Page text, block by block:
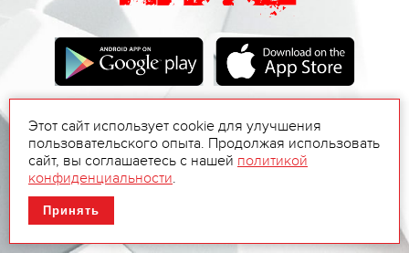
Этот сайт использует cookie для улучшения
пользовательского опыта. Продолжая использовать
сайт, вы соглашаетесь с нашей политикой
конфиденциальности.
Принять